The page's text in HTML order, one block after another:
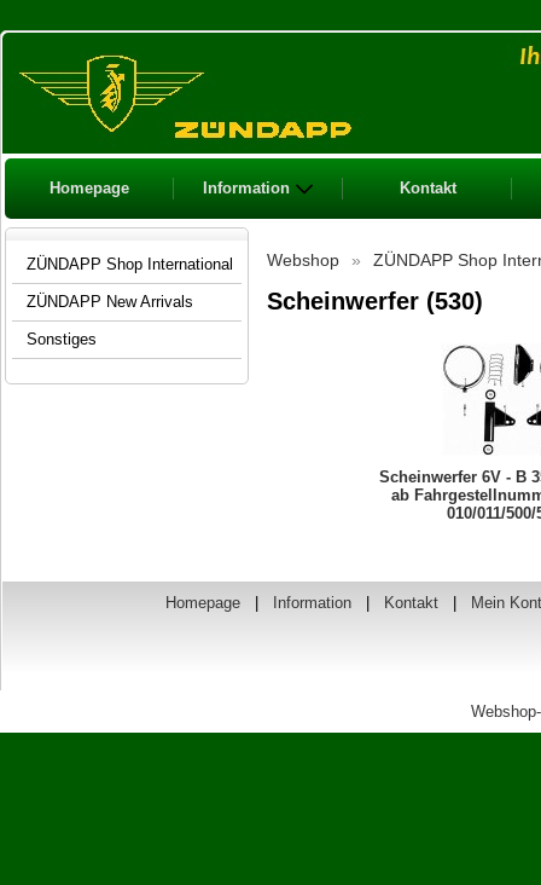
Homepage Information Kontakt
Webshop » ZÜNDAPP Shop
Scheinwerfer (530)
Scheinwerfer 6V - B
ab
010/011/500/
ZÜNDAPP Shop International
ZÜNDAPP New Arrivals
Sonstiges
Homepage | Information | Kontakt | Mein